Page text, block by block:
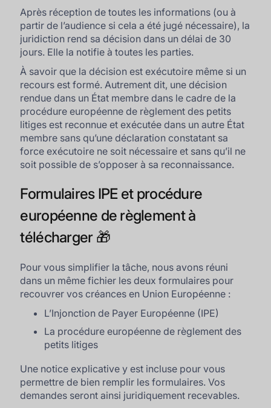
Après réception de toutes les informations (ou à
partir de l’audience si cela a été jugé nécessaire), la
juridiction rend sa décision dans un délai de 30
jours. Elle la notifie à toutes les parties.
À savoir que la décision est exécutoire même si un
recours est formé. Autrement dit, une décision
rendue dans un État membre dans le cadre de la
procédure européenne de règlement des petits
litiges est reconnue et exécutée dans un autre État
membre sans qu’une déclaration constatant sa
force exécutoire ne soit nécessaire et sans qu’il ne
soit possible de s’opposer à sa reconnaissance.
Formulaires IPE et procédure
européenne de règlement à
télécharger 🎁
Pour vous simplifier la tâche, nous avons réuni
dans un même fichier les deux formulaires pour
recouvrer vos créances en Union Européenne :
L’Injonction de Payer Européenne (IPE)
La procédure européenne de règlement des
petits litiges
Une notice explicative y est incluse pour vous
permettre de bien remplir les formulaires. Vos
demandes seront ainsi juridiquement recevables.